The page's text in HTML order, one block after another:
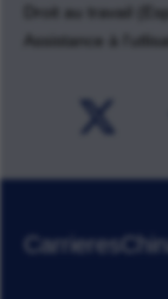
Droit au travail
Assistance à
Carrieres